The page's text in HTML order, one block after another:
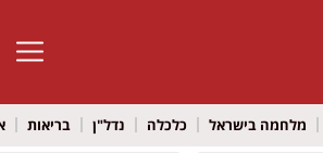
פתח
מלחמה בישראל כלכלה נדל"ן בריאות